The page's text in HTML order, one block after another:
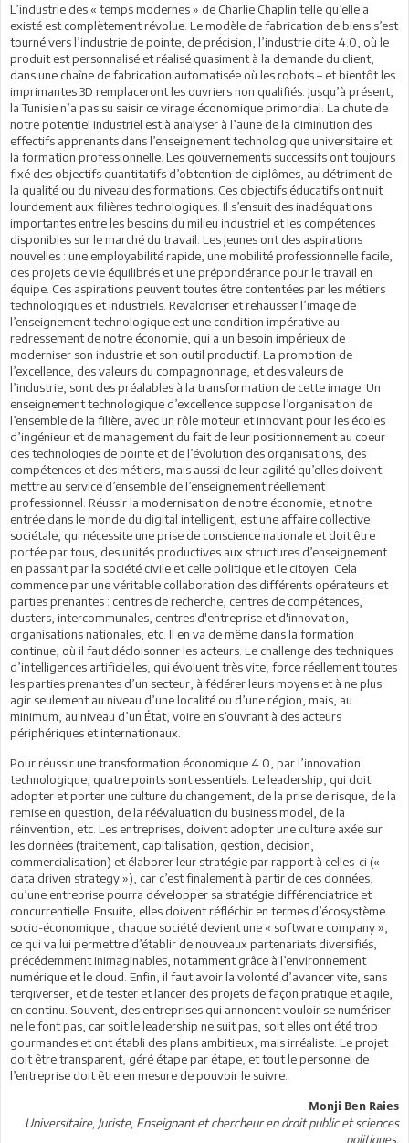
L’industrie des « temps modernes » de Charlie Chaplin telle qu’elle a
existé est complètement révolue. Le modèle de fabrication de biens s’est
tourné vers l’industrie de pointe, de précision, l’industrie dite 4.0, où le
produit est personnalisé et réalisé quasiment à la demande du client,
dans une chaîne de fabrication automatisée où les robots – et bientôt les
imprimantes 3D remplaceront les ouvriers non qualifiés. Jusqu’à présent,
la Tunisie n’a pas su saisir ce virage économique primordial. La chute de
notre potentiel industriel est à analyser à l’aune de la diminution des
effectifs apprenants dans l’enseignement technologique universitaire et
la formation professionnelle. Les gouvernements successifs ont toujours
fixé des objectifs quantitatifs d’obtention de diplômes, au détriment de
la qualité ou du niveau des formations. Ces objectifs éducatifs ont nuit
lourdement aux filières technologiques. Il s’ensuit des inadéquations
importantes entre les besoins du milieu industriel et les compétences
disponibles sur le marché du travail. Les jeunes ont des aspirations
nouvelles : une employabilité rapide, une mobilité professionnelle facile,
des projets de vie équilibrés et une prépondérance pour le travail en
équipe. Ces aspirations peuvent toutes être contentées par les métiers
technologiques et industriels. Revaloriser et rehausser l’image de
l’enseignement technologique est une condition impérative au
redressement de notre économie, qui a un besoin impérieux de
moderniser son industrie et son outil productif. La promotion de
l’excellence, des valeurs du compagnonnage, et des valeurs de
l’industrie, sont des préalables à la transformation de cette image. Un
enseignement technologique d’excellence suppose l’organisation de
l’ensemble de la filière, avec un rôle moteur et innovant pour les écoles
d’ingénieur et de management du fait de leur positionnement au coeur
des technologies de pointe et de l’évolution des organisations, des
compétences et des métiers, mais aussi de leur agilité qu’elles doivent
mettre au service d’ensemble de l’enseignement réellement
professionnel. Réussir la modernisation de notre économie, et notre
entrée dans le monde du digital intelligent, est une affaire collective
sociétale, qui nécessite une prise de conscience nationale et doit être
portée par tous, des unités productives aux structures d’enseignement
en passant par la société civile et celle politique et le citoyen. Cela
commence par une véritable collaboration des différents opérateurs et
parties prenantes : centres de recherche, centres de compétences,
clusters, intercommunales, centres d'entreprise et d'innovation,
organisations nationales, etc. Il en va de même dans la formation
continue, où il faut décloisonner les acteurs. Le challenge des techniques
d’intelligences artificielles, qui évoluent très vite, force réellement toutes
les parties prenantes d’un secteur, à fédérer leurs moyens et à ne plus
agir seulement au niveau d’une localité ou d’une région, mais, au
minimum, au niveau d’un État, voire en s’ouvrant à des acteurs
périphériques et internationaux.
Pour réussir une transformation économique 4.0, par l’innovation
technologique, quatre points sont essentiels. Le leadership, qui doit
adopter et porter une culture du changement, de la prise de risque, de la
remise en question, de la réévaluation du business model, de la
réinvention, etc. Les entreprises, doivent adopter une culture axée sur
les données (traitement, capitalisation, gestion, décision,
commercialisation) et élaborer leur stratégie par rapport à celles-ci («
data driven strategy »), car c’est finalement à partir de ces données,
qu’une entreprise pourra développer sa stratégie différenciatrice et
concurrentielle. Ensuite, elles doivent réfléchir en termes d’écosystème
socio-économique ; chaque société devient une « software company »,
ce qui va lui permettre d’établir de nouveaux partenariats diversifiés,
précédemment inimaginables, notamment grâce à l’environnement
numérique et le cloud. Enfin, il faut avoir la volonté d’avancer vite, sans
tergiverser, et de tester et lancer des projets de façon pratique et agile,
en continu. Souvent, des entreprises qui annoncent vouloir se numériser
ne le font pas, car soit le leadership ne suit pas, soit elles ont été trop
gourmandes et ont établi des plans ambitieux, mais irréaliste. Le projet
doit être transparent, géré étape par étape, et tout le personnel de
l’entreprise doit être en mesure de pouvoir le suivre.
Monji Ben Raies
Universitaire, Juriste, Enseignant et chercheur en droit public et sciences
politiques,